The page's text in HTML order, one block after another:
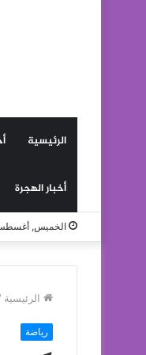
الرئيسية
أخبار الهجرة
الخميس, أغسطس 6
الرئيسية
رياضة